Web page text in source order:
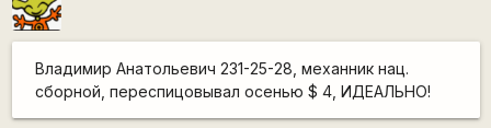
Владимир Анатольевич 231-25-28, механник нац.
сборной, переспицовывал осенью $ 4, ИДЕАЛЬНО!